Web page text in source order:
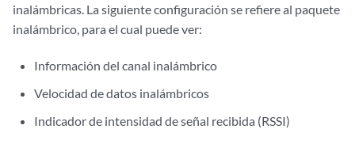
inalámbricas. La siguiente configuración se refiere al paquete
inalámbrico, para el cual puede ver:
Información del canal inalámbrico
Velocidad de datos inalámbricos
Indicador de intensidad de señal recibida (RSSI)